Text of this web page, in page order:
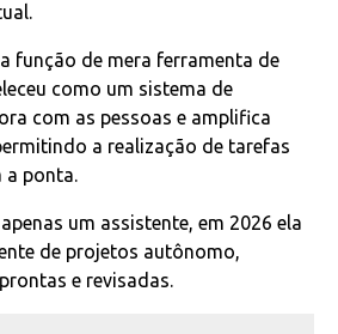
função de mera ferramenta de
como um sistema de
com as pessoas e amplifica
a realização de tarefas
a ponta.
um assistente, em 2026 ela
de projetos autônomo,
e revisadas.